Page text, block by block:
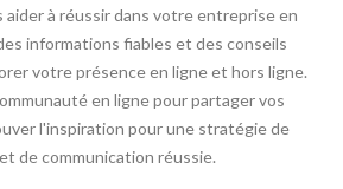
à réussir dans votre entreprise en
informations fiables et des conseils
votre présence en ligne et hors ligne.
en ligne pour partager vos
l'inspiration pour une stratégie de
de communication réussie.